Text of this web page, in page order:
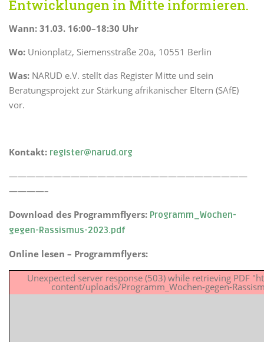
Entwicklungen in Mitte informieren.
Wann: 31.03. 16:00–18:30 Uhr
Wo: Unionplatz, Siemensstraße 20a, 10551 Berlin
Was: NARUD e.V. stellt das Register Mitte und sein
Beratungsprojekt zur Stärkung afrikanischer Eltern (SAfE)
vor.
Kontakt: register@narud.org
———————————————————————————
————–
Download des Programmflyers: Programm_Wochen-
gegen-Rassismus-2023.pdf
Online lesen – Programmflyers:
Unexpected server response (503) while retrieving PDF
content/uploads/Programm_Wochen-gegen-